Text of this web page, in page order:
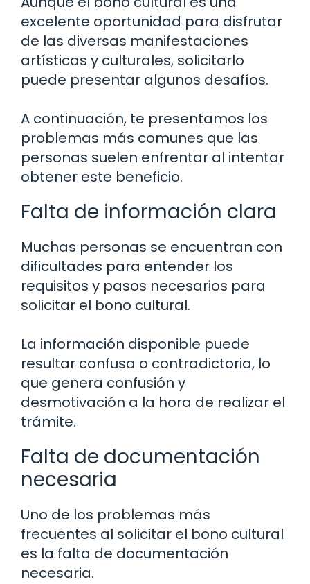
excelente oportunidad para disfrutar
de las diversas manifestaciones
artísticas y culturales, solicitarlo
puede presentar algunos desafíos.
A continuación, te presentamos los
problemas más comunes que las
personas suelen enfrentar al intentar
obtener este beneficio.
Falta de información clara
Muchas personas se encuentran con
dificultades para entender los
requisitos y pasos necesarios para
solicitar el bono cultural.
La información disponible puede
resultar confusa o contradictoria, lo
que genera confusión y
desmotivación a la hora de realizar el
trámite.
Falta de documentación
necesaria
Uno de los problemas más
frecuentes al solicitar el bono cultural
es la falta de documentación
necesaria.